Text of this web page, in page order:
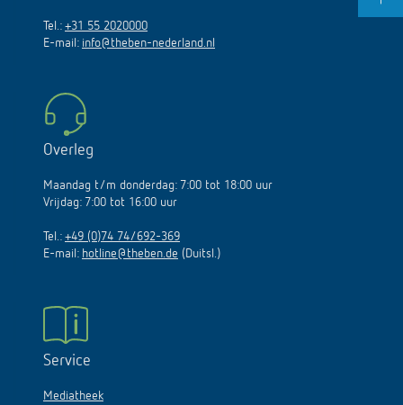
Tel.: +31 55 2020000
E-mail: info@theben-nederland.nl
Overleg
Maandag t/m donderdag: 7:00 tot 18:00 uur
Vrijdag: 7:00 tot 16:00 uur
Tel.: +49 (0)74 74/692-369
E-mail: hotline@theben.de (Duitsl.)
Service
Mediatheek